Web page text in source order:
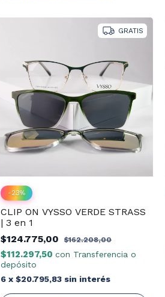
GRATIS
-23%
CLIP ON VYSSO VERDE STRASS
| 3 en 1
$124.775,00
$162.208,00
$112.297,50 con Transferencia o
depósito
6 x $20.795,83 sin interés